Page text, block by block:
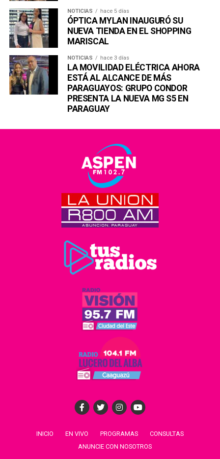
NOTICIAS hace 5 días
ÓPTICA MYLAN INAUGURÓ SU
NUEVA TIENDA EN EL SHOPPING
MARISCAL
NOTICIAS hace 3 días
LA MOVILIDAD ELÉCTRICA AHORA
ESTÁ AL ALCANCE DE MÁS
PARAGUAYOS: GRUPO CONDOR
PRESENTA LA NUEVA MG S5 EN
PARAGUAY
INICIO EN VIVO PROGRAMAS
CONSULTAS
ANUNCIE CON NOSOTROS